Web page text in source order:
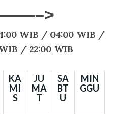
WIB / 04:00 WIB /
/ 22:00 WIB
KA
MI
S
JU
MA
T
SA
BT
U
MIN
GGU